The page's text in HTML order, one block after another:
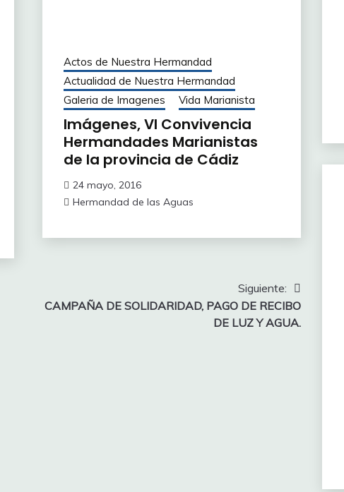
Actos de Nuestra Hermandad
Actualidad de Nuestra Hermandad
Galeria de Imagenes
Vida Marianista
Imágenes, VI Convivencia
Hermandades Marianistas
de la provincia de Cádiz
24 mayo, 2016
Hermandad de las Aguas
Siguiente:
CAMPAÑA DE SOLIDARIDAD, PAGO DE RECIBO
DE LUZ Y AGUA.